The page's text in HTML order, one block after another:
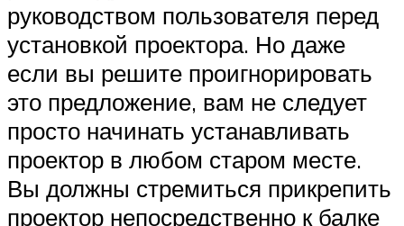
руководством пользователя перед
установкой проектора. Но даже
если вы решите проигнорировать
это предложение, вам не следует
просто начинать устанавливать
проектор в любом старом месте.
Вы должны стремиться прикрепить
проектор непосредственно к балке